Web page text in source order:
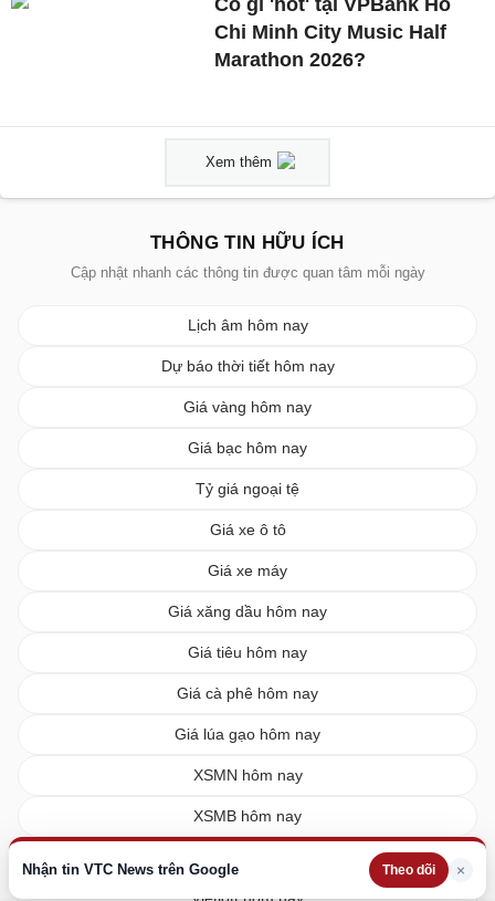
Nhận tin VTC News trên Google Theo dõi ×
Chi Minh City Music Half
Marathon 2026?
Xem thêm
THÔNG TIN HỮU ÍCH
Cập nhật nhanh các thông tin được quan tâm mỗi ngày
Lịch âm hôm nay
Dự báo thời tiết hôm nay
Giá vàng hôm nay
Giá bạc hôm nay
Tỷ giá ngoại tệ
Giá xe ô tô
Giá xe máy
Giá xăng dầu hôm nay
Giá tiêu hôm nay
Giá cà phê hôm nay
Giá lúa gạo hôm nay
XSMN hôm nay
XSMB hôm nay